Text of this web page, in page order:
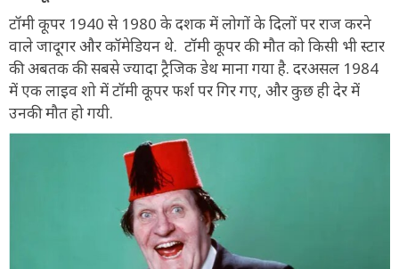
टॉमी कूपर 1940 से 1980 के दशक में लोगों के दिलों पर राज करने
वाले जादूगर और कॉमेडियन थे. टॉमी कूपर की मौत को किसी भी स्टार
की अबतक की सबसे ज्यादा ट्रैजिक डेथ माना गया है. दरअसल 1984
में एक लाइव शो में टॉमी कूपर फर्श पर गिर गए, और कुछ ही देर में
उनकी मौत हो गयी.